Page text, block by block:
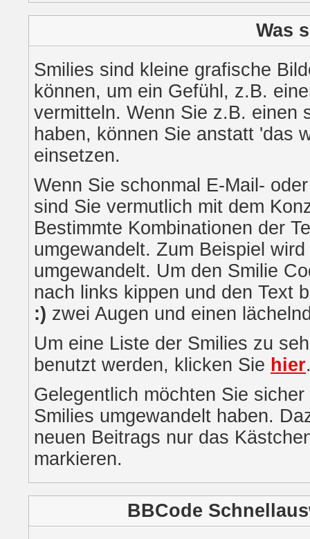
Was
Smilies sind kleine grafische
können, um ein Gefühl, z.B.
vermitteln. Wenn Sie z.B. einen
haben, können Sie anstatt 'das
einsetzen.
Wenn Sie schonmal E-Mail-
sind Sie vermutlich mit dem
Bestimmte Kombinationen der
umgewandelt. Zum Beispiel wird
umgewandelt. Um den Smilie
nach links kippen und den Text
:) zwei Augen und einen
Um eine Liste der Smilies zu
benutzt werden, klicken Sie hier
Gelegentlich möchten Sie
Smilies umgewandelt haben.
neuen Beitrags nur das
markieren.
BBCode